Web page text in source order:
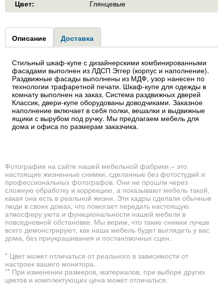
Цвет:
Глянцевые
Group1
Описание (активная
вкладка)
Доставка
Стильный шкаф-купе с дизайнерскими комбинированными
фасадами выполнен из ЛДСП Эггер (корпус и наполнение).
Раздвижные фасады выполнены из МДФ, узор нанесен по
технологии трафаретной печати. Шкаф-купе для одежды в
комнату выполнен на заказ. Система раздвижных дверей
Классик, двери-купе оборудованы доводчиками. Заказное
наполнение включает в себя полки, вешалки и выдвижные
ящики с вырубом под ручку. Мы предлагаем мебель для
дома и офиса по размерам заказчика.
Фотографии на сайте нашей мебельной фабрики – это
настоящие жизненные снимки, сделанные без фотостудий и
профессиональных фотографов. Они не прошли через
сложную обработку и коррекцию, а показывают мебель такой,
какая она есть в реальной жизни. Эти кадры сделали обычные
люди в своих домах, что помогает передать настоящую
атмосферу уюта и функциональности нашей мебели в
повседневной обстановке. Мы верим, что такие снимки лучше
всего демонстрируют, как наша мебель будет выглядеть у вас
дома, без приукрашивания и постановочных сцен.
* Цвет может отличаться от реального в зависимости от
настроек вашего монитора.
** При изменении размеров, материалов, при выборе других
цветов и комплектующих цена может отличаться.